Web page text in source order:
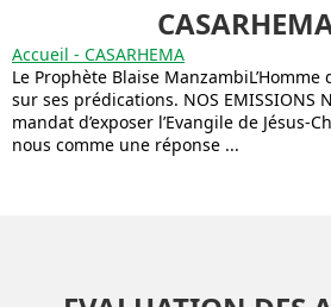
Accueil - CASARHEMA
Le Prophète Blaise ManzambiL’Homme
sur ses prédications.​ NOS EMISSIONS
mandat d’exposer l’Evangile de Jésus-
nous comme une réponse ...